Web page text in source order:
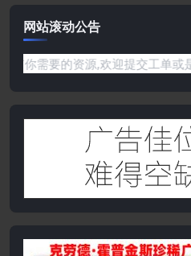
网站滚动公告
是网站没有你需要的资源,欢迎